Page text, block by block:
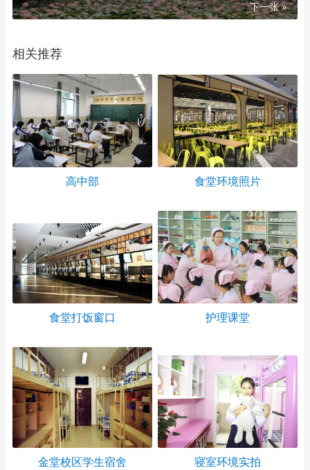
下一张 »
相关推荐
高中部 食堂环境照片
食堂打饭窗口 护理课堂
金堂校区学生宿舍 寝室环境实拍